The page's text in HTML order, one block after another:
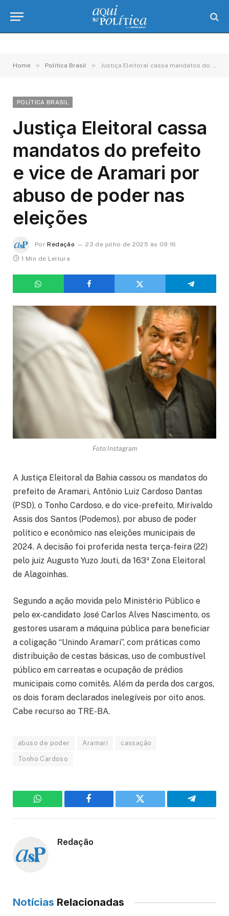
Home » Política Brasil » Justiça Eleitoral cassa mandatos do prefeito e vice de Aramari por abuso de poder nas eleições
POLÍTICA BRASIL
Justiça Eleitoral cassa
mandatos do prefeito
e vice de Aramari por
abuso de poder nas
eleições
Por Redação
23 de julho de 2025 às 09:16
1 Min de Leitura
Foto:Instagram
A Justiça Eleitoral da Bahia cassou os mandatos do
prefeito de Aramari, Antônio Luiz Cardoso Dantas
(PSD), o Tonho Cardoso, e do vice-prefeito, Mirivaldo
Assis dos Santos (Podemos), por abuso de poder
político e econômico nas eleições municipais de
2024. A decisão foi proferida nesta terça-feira (22)
pelo juiz Augusto Yuzo Jouti, da 163ª Zona Eleitoral
de Alagoinhas.
Segundo a ação movida pelo Ministério Público e
pelo ex-candidato José Carlos Alves Nascimento, os
gestores usaram a máquina pública para beneficiar
a coligação “Unindo Aramari”, com práticas como
distribuição de cestas básicas, uso de combustível
público em carreatas e ocupação de prédios
municipais como comitês. Além da perda dos cargos,
os dois foram declarados inelegíveis por oito anos.
Cabe recurso ao TRE-BA.
abuso de poder Aramari cassação
Tonho Cardoso
WhatsApp Facebook Twitter Telegram
Redação
Notícias Relacionadas